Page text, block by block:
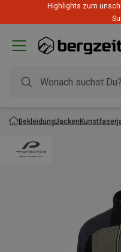
Highlights zum
BekleidungJacken